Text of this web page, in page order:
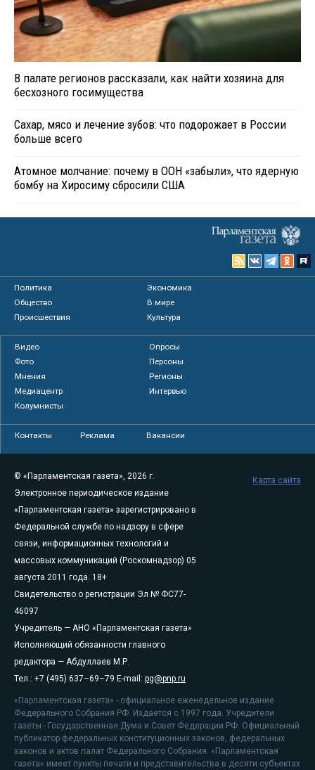
В палате регионов рассказали, как найти хозяина для
бесхозного госимущества
Сахар, мясо и лечение зубов: что подорожает в России
больше всего
Атомное молчание: почему в ООН «забыли», что ядерную
бомбу на Хиросиму сбросили США
Политика
Экономика
Общество
В мире
Происшествия
Культура
Видео
Опросы
Фото
Персоны
Мнения
Регионы
Медиацентр
Интервью
Колумнисты
Контакты Реклама Вакансии
© «Парламентская газета», 2026 г.
Электронное периодическое издание
«Парламентская газета» зарегистрировано в
Федеральной службе по надзору в сфере
связи, информационных технологий и
массовых коммуникаций (Роскомнадзор) 05
августа 2011 года. 18+
Свидетельство о регистрации Эл № ФС77-
46097
Учредитель — АНО «Парламентская газета»
Исполняющий обязанности главного
редактора — Абдуллаев М.Р.
Тел.: +7 (495) 637–69–79 E-mail: pg@pnp.ru
«Парламентская газета» - официальное еженедельное издание
Федерального Собрания РФ. Издается с 1997 года. Учредители
газеты - Государственная Дума и Совет Федерации РФ. Официальный
публикатор федеральных конституционных законов, федеральных
законов и актов палат Федерального Собрания. «Парламентская
газета» имеет пункты печати и представительства в десяти субъектах
Карта сайта